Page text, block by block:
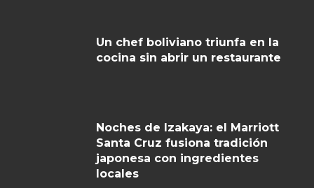
Un chef boliviano triunfa en la
cocina sin abrir un restaurante
Noches de Izakaya: el Marriott
Santa Cruz fusiona tradición
japonesa con ingredientes
locales